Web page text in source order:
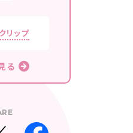
リップ
る